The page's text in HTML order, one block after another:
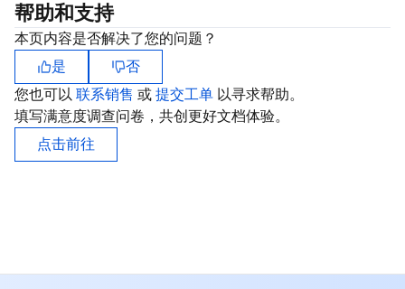
帮助和支持
本页内容是否解决了您的问题？
是
否
您也可以 联系销售 或 提交工单 以寻求帮助。
填写满意度调查问卷，共创更好文档体验。
点击前往